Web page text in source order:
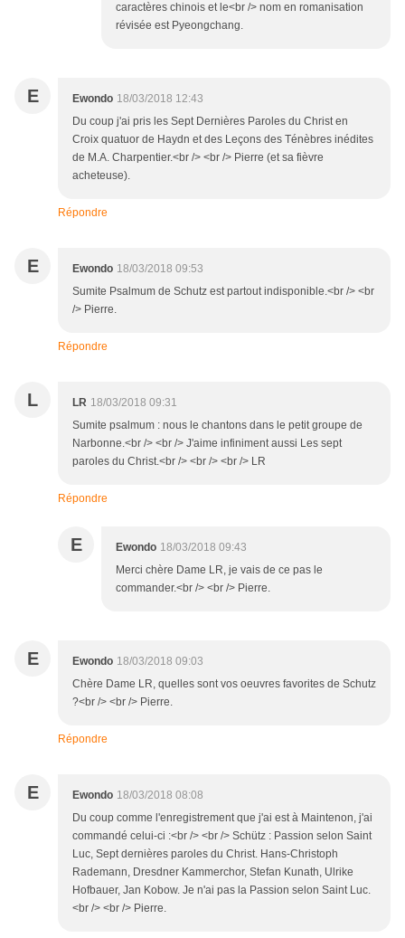
caractères chinois et le<br /> nom en romanisation
révisée est Pyeongchang.
E Ewondo 18/03/2018 12:43
Du coup j'ai pris les Sept Dernières Paroles du Christ en
Croix quatuor de Haydn et des Leçons des Ténèbres inédites
de M.A. Charpentier.<br /> <br /> Pierre (et sa fièvre
acheteuse).
Répondre
E Ewondo 18/03/2018 09:53
Sumite Psalmum de Schutz est partout indisponible.<br /> <br
/> Pierre.
Répondre
L LR 18/03/2018 09:31
Sumite psalmum : nous le chantons dans le petit groupe de
Narbonne.<br /> <br /> J'aime infiniment aussi Les sept
paroles du Christ.<br /> <br /> <br /> LR
Répondre
E Ewondo 18/03/2018 09:43
Merci chère Dame LR, je vais de ce pas le
commander.<br /> <br /> Pierre.
E Ewondo 18/03/2018 09:03
Chère Dame LR, quelles sont vos oeuvres favorites de Schutz
?<br /> <br /> Pierre.
Répondre
E Ewondo 18/03/2018 08:08
Du coup comme l'enregistrement que j'ai est à Maintenon, j'ai
commandé celui-ci :<br /> <br /> Schütz : Passion selon Saint
Luc, Sept dernières paroles du Christ. Hans-Christoph
Rademann, Dresdner Kammerchor, Stefan Kunath, Ulrike
Hofbauer, Jan Kobow. Je n'ai pas la Passion selon Saint Luc.
<br /> <br /> Pierre.